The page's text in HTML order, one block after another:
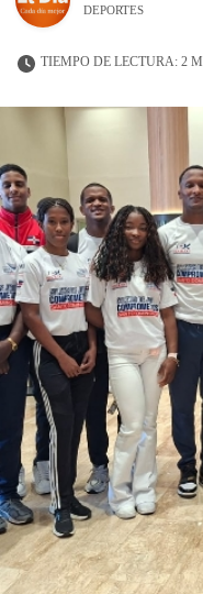
DEPORTES
TIEMPO DE LECTURA: 2 M